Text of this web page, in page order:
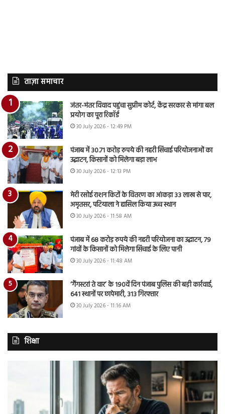
ताज़ा समाचार
जंतर-मंतर विवाद पहुंचा सुप्रीम कोर्ट, केंद्र सरकार से मांगा बल
प्रयोग का पूरा रिकॉर्ड
30 July 2026 - 12:49 PM
पंजाब में 30.71 करोड़ रुपये की नहरी सिंचाई परियोजनाओं का
उद्घाटन, किसानों को मिलेगा बड़ा लाभ
30 July 2026 - 12:13 PM
मेरी रसोई राशन किटों के वितरण का आंकड़ा 33 लाख से पार,
अमृतसर, पटियाला ने हासिल किया उच्च स्थान
30 July 2026 - 11:58 AM
पंजाब में 68 करोड़ रुपये की नहरी परियोजना का उद्घाटन, 79
गांवों के किसानों को मिलेगा सिंचाई के लिए पानी
30 July 2026 - 11:48 AM
‘गैंगस्टरां ते वार’ के 190वें दिन पंजाब पुलिस की बड़ी कार्रवाई,
641 स्थानों पर छापेमारी, 313 गिरफ्तार
30 July 2026 - 11:16 AM
शिक्षा